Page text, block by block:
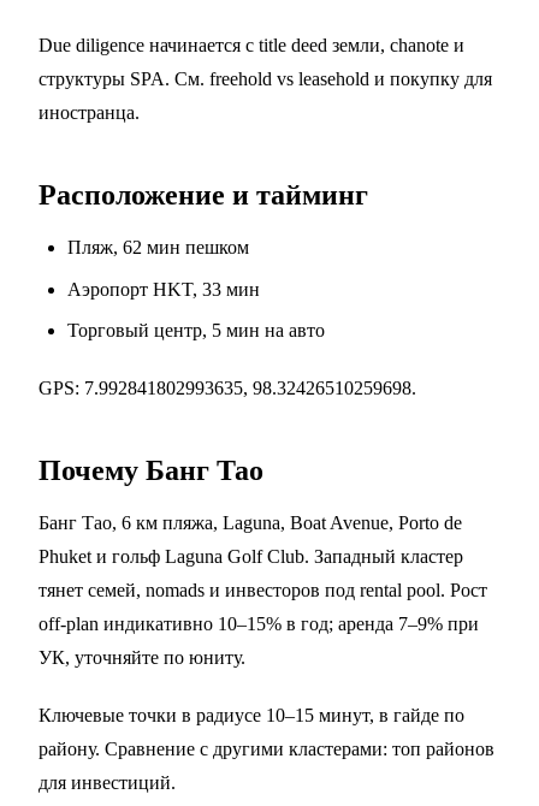
Due diligence начинается с title deed земли, chanote и
структуры SPA. См. freehold vs leasehold и покупку для
иностранца.
Расположение и тайминг
Пляж, 62 мин пешком
Аэропорт HKT, 33 мин
Торговый центр, 5 мин на авто
GPS: 7.992841802993635, 98.32426510259698.
Почему Банг Тао
Банг Тао, 6 км пляжа, Laguna, Boat Avenue, Porto de
Phuket и гольф Laguna Golf Club. Западный кластер
тянет семей, nomads и инвесторов под rental pool. Рост
off-plan индикативно 10–15% в год; аренда 7–9% при
УК, уточняйте по юниту.
Ключевые точки в радиусе 10–15 минут, в гайде по
району. Сравнение с другими кластерами: топ районов
для инвестиций.